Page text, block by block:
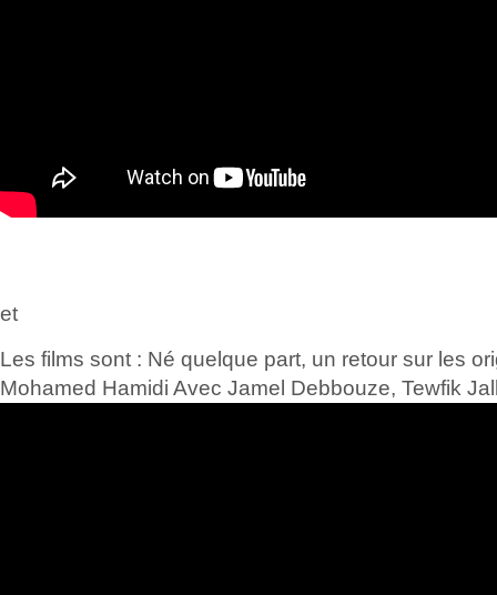
et
Les films sont : Né quelque part, un retour sur les
Mohamed Hamidi Avec Jamel Debbouze, Tewfik